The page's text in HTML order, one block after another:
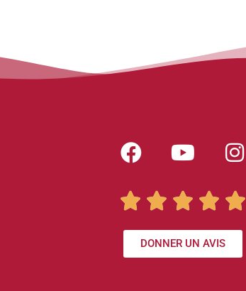
    
DONNER UN AVIS